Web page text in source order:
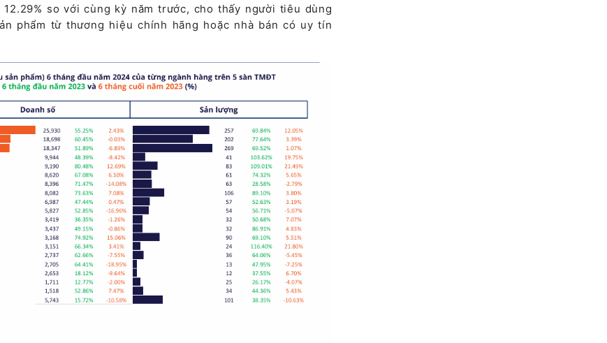
so với cùng kỳ năm trước, cho thấy người tiêu dùng
phẩm từ thương hiệu chính hãng hoặc nhà bán có uy tín